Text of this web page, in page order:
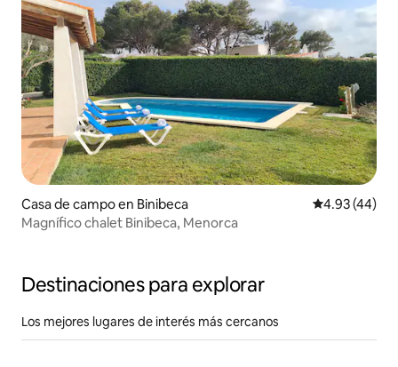
Casa de campo en Binibeca Calificación
4.93 (44)
Magnífico chalet Binibeca, Menorca
Destinaciones para explorar
Los mejores lugares de interés más cercanos